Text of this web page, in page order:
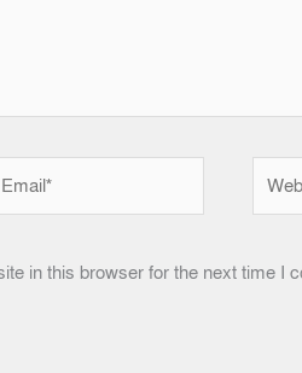
in this browser for the next time I